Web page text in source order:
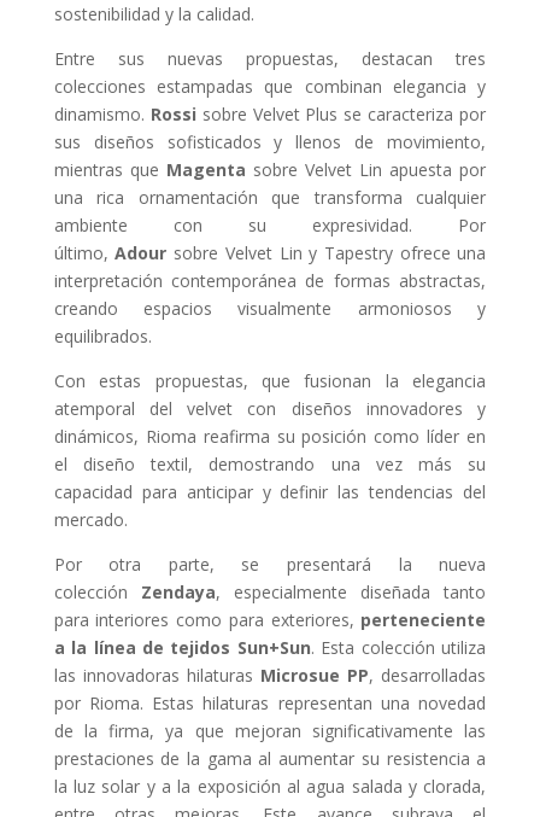
sostenibilidad y la calidad.
Entre sus nuevas propuestas, destacan tres
colecciones estampadas que combinan elegancia y
dinamismo. Rossi sobre Velvet Plus se caracteriza por
sus diseños sofisticados y llenos de movimiento,
mientras que Magenta sobre Velvet Lin apuesta por
una rica ornamentación que transforma cualquier
ambiente con su expresividad. Por
último,Adour sobre Velvet Lin y Tapestry ofrece una
interpretación contemporánea de formas abstractas,
creando espacios visualmente armoniosos y
equilibrados.
Con estas propuestas, que fusionan la elegancia
atemporal del velvet con diseños innovadores y
dinámicos, Rioma reafirma su posición como líder en
el diseño textil, demostrando una vez más su
capacidad para anticipar y definir las tendencias del
mercado.
Por otra parte, se presentará la nueva
colección Zendaya, especialmente diseñada tanto
para interiores como para exteriores, perteneciente
a la línea de tejidos Sun+Sun. Esta colección utiliza
las innovadoras hilaturas Microsue PP, desarrolladas
por Rioma. Estas hilaturas representan una novedad
de la firma, ya que mejoran significativamente las
prestaciones de la gama al aumentar su resistencia a
la luz solar y a la exposición al agua salada y clorada,